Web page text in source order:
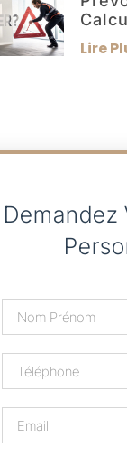
Lire
Demandez